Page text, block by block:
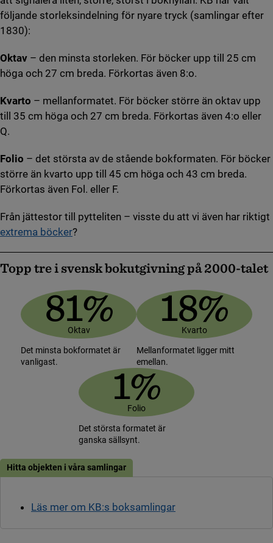
följande storleksindelning för nyare tryck (samlingar efter
1830):
Oktav – den minsta storleken. För böcker upp till 25 cm
höga och 27 cm breda. Förkortas även 8:o.
Kvarto – mellanformatet. För böcker större än oktav upp
till 35 cm höga och 27 cm breda. Förkortas även 4:o eller
Q.
Folio – det största av de stående bokformaten. För böcker
större än kvarto upp till 45 cm höga och 43 cm breda.
Förkortas även Fol. eller F.
Från jättestor till pytteliten – visste du att vi även har riktigt
extrema böcker?
Topp tre i svensk bokutgivning på 2000-talet
81%
Oktav
Det minsta bokformatet är
vanligast.
18%
Kvarto
Mellanformatet ligger mitt
emellan.
1%
Folio
Det största formatet är
ganska sällsynt.
Hitta objekten i våra samlingar
Läs mer om KB:s boksamlingar